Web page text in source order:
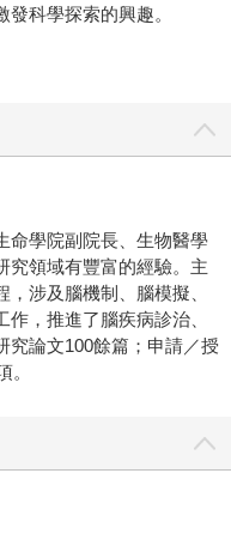
科學探索的興趣。
命學院副院長、生物醫學
究領域有豐富的經驗。主
涉及腦機制、腦模擬、
，推進了腦疾病診治、
究論文100餘篇；申請／授
。